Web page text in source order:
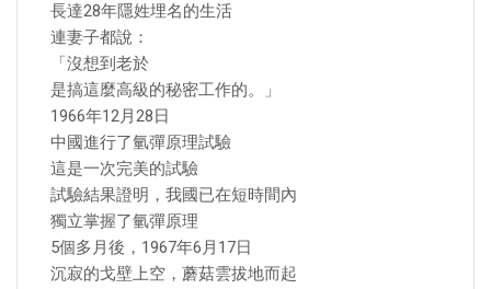
長達28年隱姓埋名的生活
連妻子都說：
「沒想到老於
是搞這麼高級的秘密工作的。」
1966年12月28日
中國進行了氫彈原理試驗
這是一次完美的試驗
試驗結果證明，我國已在短時間內
獨立掌握了氫彈原理
5個多月後，1967年6月17日
沉寂的戈壁上空，蘑菇雲拔地而起